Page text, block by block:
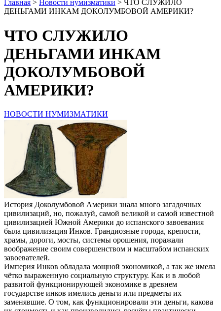
Главная > Новости нумизматики > ЧТО СЛУЖИЛО
ДЕНЬГАМИ ИНКАМ ДОКОЛУМБОВОЙ АМЕРИКИ?
ЧТО СЛУЖИЛО
ДЕНЬГАМИ ИНКАМ
ДОКОЛУМБОВОЙ
АМЕРИКИ?
НОВОСТИ НУМИЗМАТИКИ
История Доколумбовой Америки знала много загадочных
цивилизаций, но, пожалуй, самой великой и самой известной
цивилизацией Южной Америки до испанского завоевания
была цивилизация Инков. Грандиозные города, крепости,
храмы, дороги, мосты, системы орошения, поражали
воображение своим совершенством и масштабом испанских
завоевателей.
Империя Инков обладала мощной экономикой, а так же имела
чётко выраженную социальную структуру. Как и в любой
развитой функционирующей экономике в древнем
государстве инков имелись деньги или предметы их
заменявшие. О том, как функционировали эти деньги, какова